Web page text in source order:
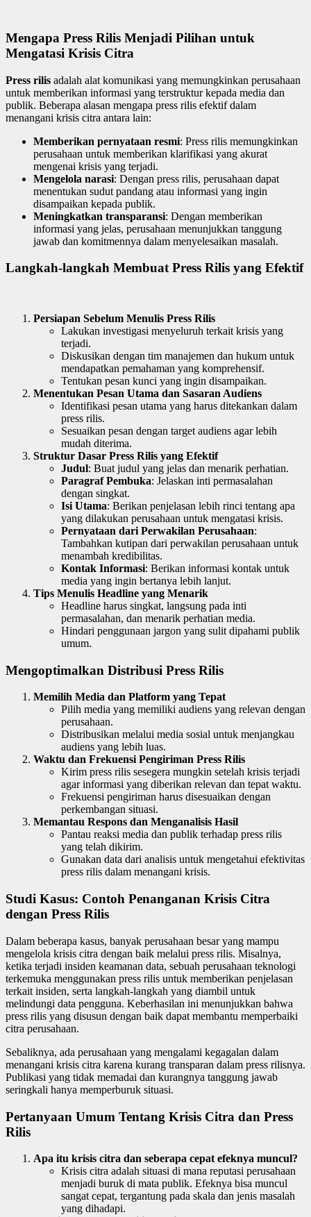
Mengapa Press Rilis Menjadi Pilihan untuk
Mengatasi Krisis Citra
Press rilis adalah alat komunikasi yang memungkinkan perusahaan
untuk memberikan informasi yang terstruktur kepada media dan
publik. Beberapa alasan mengapa press rilis efektif dalam
menangani krisis citra antara lain:
Memberikan pernyataan resmi: Press rilis memungkinkan
perusahaan untuk memberikan klarifikasi yang akurat
mengenai krisis yang terjadi.
Mengelola narasi: Dengan press rilis, perusahaan dapat
menentukan sudut pandang atau informasi yang ingin
disampaikan kepada publik.
Meningkatkan transparansi: Dengan memberikan
informasi yang jelas, perusahaan menunjukkan tanggung
jawab dan komitmennya dalam menyelesaikan masalah.
Langkah-langkah Membuat Press Rilis yang Efektif
Persiapan Sebelum Menulis Press Rilis
Lakukan investigasi menyeluruh terkait krisis yang
terjadi.
Diskusikan dengan tim manajemen dan hukum untuk
mendapatkan pemahaman yang komprehensif.
Tentukan pesan kunci yang ingin disampaikan.
Menentukan Pesan Utama dan Sasaran Audiens
Identifikasi pesan utama yang harus ditekankan dalam
press rilis.
Sesuaikan pesan dengan target audiens agar lebih
mudah diterima.
Struktur Dasar Press Rilis yang Efektif
Judul: Buat judul yang jelas dan menarik perhatian.
Paragraf Pembuka: Jelaskan inti permasalahan
dengan singkat.
Isi Utama: Berikan penjelasan lebih rinci tentang apa
yang dilakukan perusahaan untuk mengatasi krisis.
Pernyataan dari Perwakilan Perusahaan:
Tambahkan kutipan dari perwakilan perusahaan untuk
menambah kredibilitas.
Kontak Informasi: Berikan informasi kontak untuk
media yang ingin bertanya lebih lanjut.
Tips Menulis Headline yang Menarik
Headline harus singkat, langsung pada inti
permasalahan, dan menarik perhatian media.
Hindari penggunaan jargon yang sulit dipahami publik
umum.
Mengoptimalkan Distribusi Press Rilis
Memilih Media dan Platform yang Tepat
Pilih media yang memiliki audiens yang relevan dengan
perusahaan.
Distribusikan melalui media sosial untuk menjangkau
audiens yang lebih luas.
Waktu dan Frekuensi Pengiriman Press Rilis
Kirim press rilis sesegera mungkin setelah krisis terjadi
agar informasi yang diberikan relevan dan tepat waktu.
Frekuensi pengiriman harus disesuaikan dengan
perkembangan situasi.
Memantau Respons dan Menganalisis Hasil
Pantau reaksi media dan publik terhadap press rilis
yang telah dikirim.
Gunakan data dari analisis untuk mengetahui efektivitas
press rilis dalam menangani krisis.
Studi Kasus: Contoh Penanganan Krisis Citra
dengan Press Rilis
Dalam beberapa kasus, banyak perusahaan besar yang mampu
mengelola krisis citra dengan baik melalui press rilis. Misalnya,
ketika terjadi insiden keamanan data, sebuah perusahaan teknologi
terkemuka menggunakan press rilis untuk memberikan penjelasan
terkait insiden, serta langkah-langkah yang diambil untuk
melindungi data pengguna. Keberhasilan ini menunjukkan bahwa
press rilis yang disusun dengan baik dapat membantu memperbaiki
citra perusahaan.
Sebaliknya, ada perusahaan yang mengalami kegagalan dalam
menangani krisis citra karena kurang transparan dalam press rilisnya.
Publikasi yang tidak memadai dan kurangnya tanggung jawab
seringkali hanya memperburuk situasi.
Pertanyaan Umum Tentang Krisis Citra dan Press
Rilis
Apa itu krisis citra dan seberapa cepat efeknya muncul?
Krisis citra adalah situasi di mana reputasi perusahaan
menjadi buruk di mata publik. Efeknya bisa muncul
sangat cepat, tergantung pada skala dan jenis masalah
yang dihadapi.